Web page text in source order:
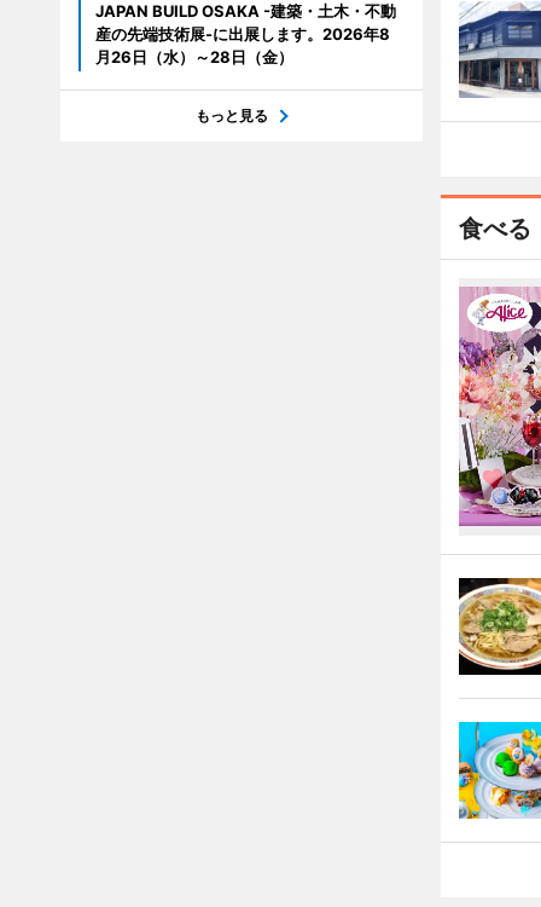
食べる
JAPAN BUILD OSAKA -建築・土木・不動
産の先端技術展-に出展します。2026年8
月26日（水）～28日（金）
もっと見る